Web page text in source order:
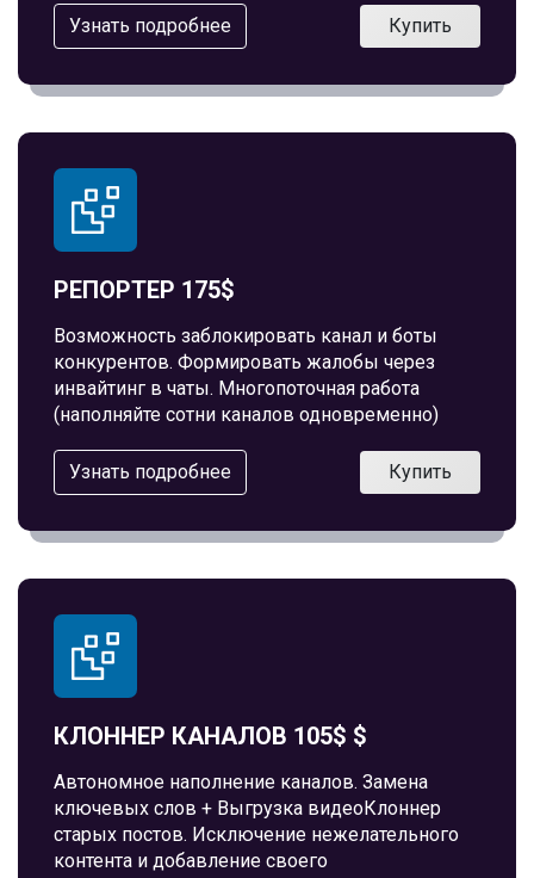
Узнать подробнее Купить
РЕПОРТЕР 175$
Возможность заблокировать канал и боты
конкурентов. Формировать жалобы через
инвайтинг в чаты. Многопоточная работа
(наполняйте сотни каналов одновременно)
Узнать подробнее Купить
КЛОННЕР КАНАЛОВ 105$ $
Автономное наполнение каналов. Замена
ключевых слов + Выгрузка видеоКлоннер
старых постов. Исключение нежелательного
контента и добавление своего